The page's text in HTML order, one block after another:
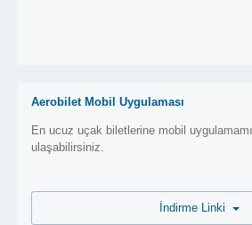
Aerobilet Mobil Uygulaması
En ucuz uçak biletlerine mobil
ulaşabilirsiniz.